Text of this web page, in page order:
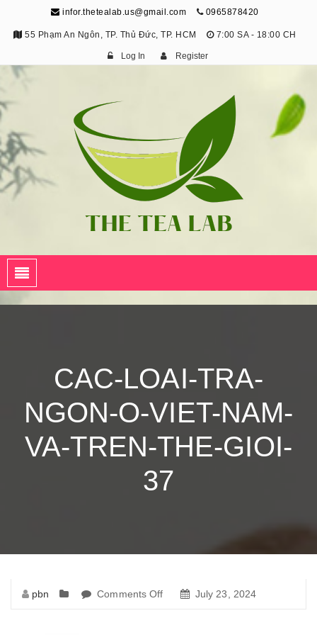
infor.thetealab.us@gmail.com 0965878420
55 Phạm An Ngôn, TP. Thủ Đức, TP. HCM 7:00 SA - 18:00 CH
Log In Register
CAC-LOAI-TRA-
NGON-O-VIET-NAM-
VA-TREN-THE-GIOI-
37
pbn Comments Off July 23, 2024